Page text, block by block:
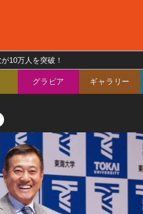
10万人を突破！
グラビア ギャラリー